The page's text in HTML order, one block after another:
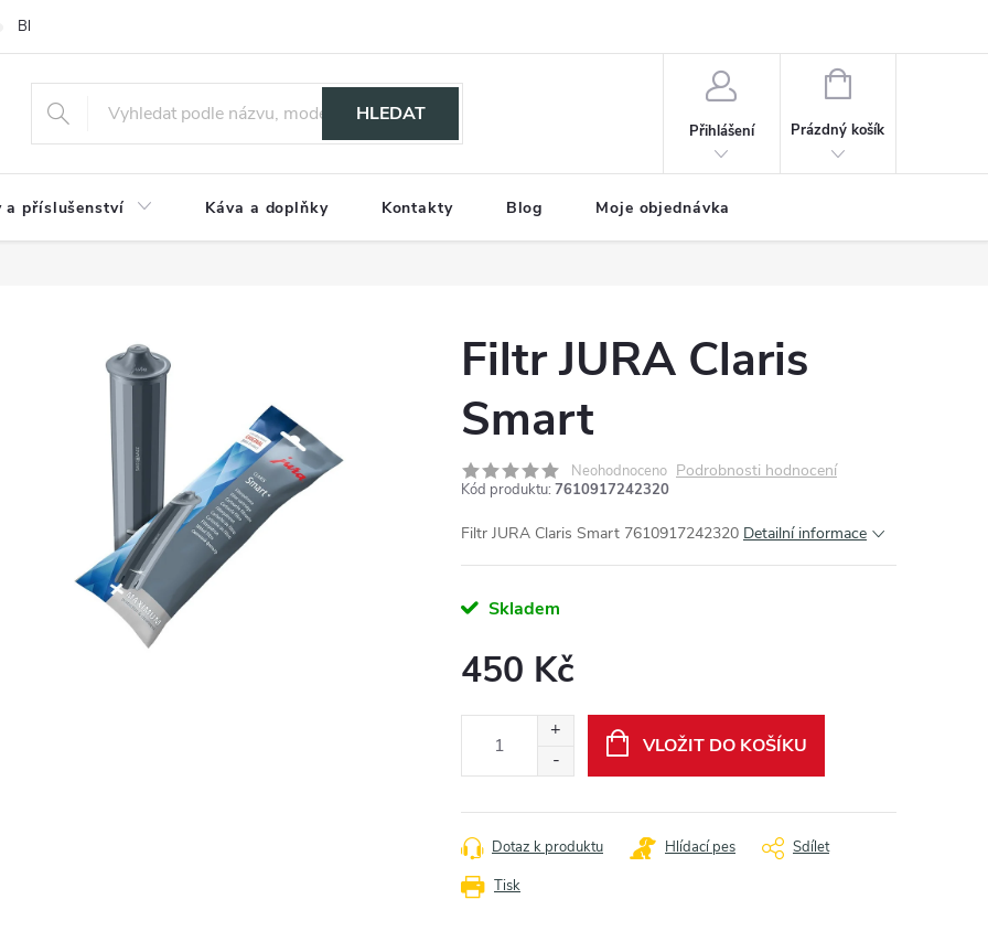
Blog
HLEDAT
Přihlášení
NÁKUPNÍ
Prázdný košík
a příslušenství Káva a doplňky Kontakty Blog Moje objednávka
Filtr JURA Claris
Smart
Neohodnoceno Podrobnosti hodnocení
Kód produktu: 7610917242320
Filtr JURA Claris Smart 7610917242320 Detailní informace
Skladem
450 Kč
VLOŽIT DO KOŠÍKU
Tisk
Dotaz k produktu Hlídací pes Sdílet